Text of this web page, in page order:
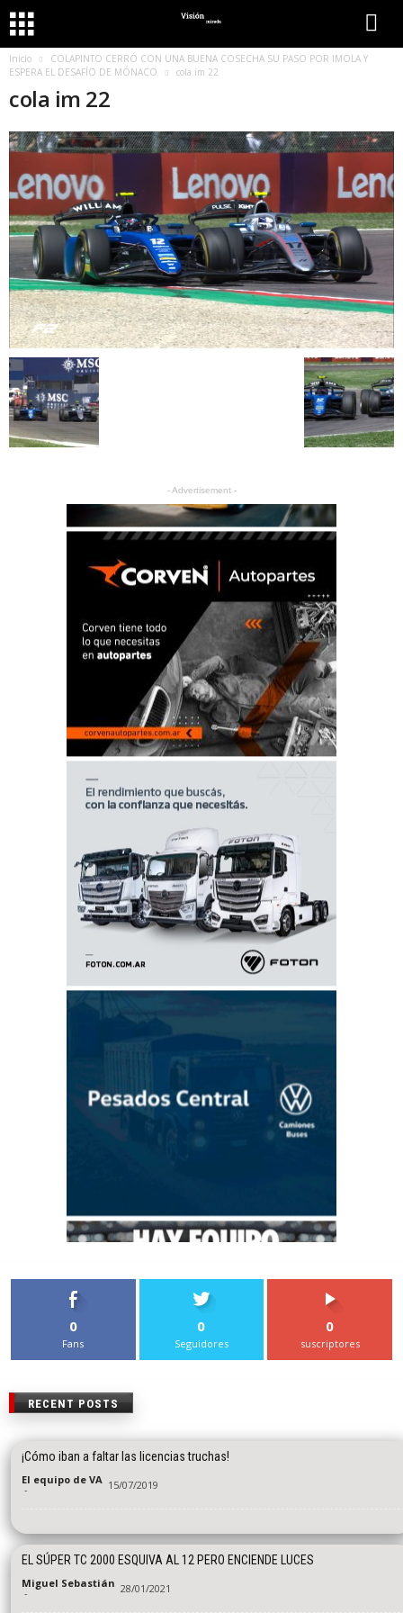
Inicio
COLAPINTO CERRÓ CON UNA BUENA COSECHA SU PASO POR IMOLA Y
ESPERA EL DESAFÍO DE MÓNACO
cola im 22
cola im 22
- Advertisement -
0
Fans
0
Seguidores
0
suscriptores
RECENT POSTS
¡Cómo iban a faltar las licencias truchas!
El equipo de VA
- 15/07/2019
EL SÚPER TC 2000 ESQUIVA AL 12 PERO ENCIENDE LUCES
Miguel Sebastián
- 28/01/2021